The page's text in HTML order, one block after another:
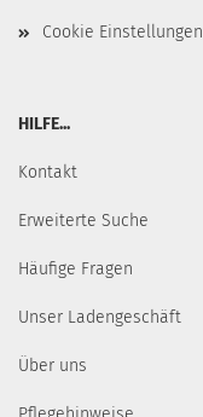
Cookie Einstellungen
HILFE...
Kontakt
Erweiterte Suche
Häufige Fragen
Unser Ladengeschäft
Über uns